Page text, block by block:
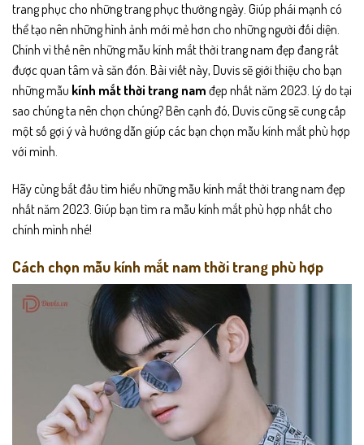
trang phục cho những trang phục thường ngày. Giúp phái mạnh có
thể tạo nên những hình ảnh mới mẻ hơn cho những người đối diện.
Chính vì thế nên những mẫu kính mắt thời trang nam đẹp đang rất
được quan tâm và săn đón. Bài viết này, Duvissẽ giới thiệu cho bạn
những mẫu kính mắt thời trang nam đẹp nhất năm 2023. Lý do tại
sao chúng ta nên chọn chúng? Bên cạnh đó, Duviscũng sẽ cung cấp
một số gợi ý và hướng dẫn giúp các bạn chọn mẫu kính mắt phù hợp
với mình.
Hãy cùng bắt đầu tìm hiểu những mẫu kính mắt thời trang nam đẹp
nhất năm 2023. Giúp bạn tìm ra mẫu kính mắt phù hợp nhất cho
chính mình nhé!
Cách chọn mẫu kính mắt nam thời trang phù hợp